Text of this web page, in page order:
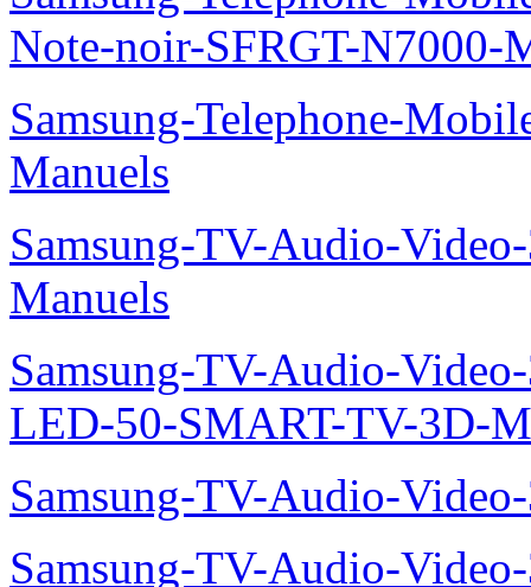
Note-noir-SFRGT-N7000-
Samsung-Telephone-
Manuels
Samsung-TV-Audio-
Manuels
Samsung-TV-Audio-
LED-50-SMART-TV-3D-
Samsung-TV-Audio-
Samsung-TV-Audio-